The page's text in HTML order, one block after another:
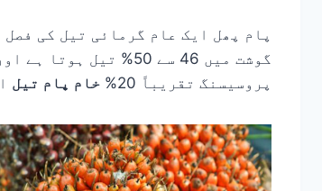
پام پھل ایک عام گرمائی تیل کی
پروسیسنگ تقریباً 20%
خام پام تیل